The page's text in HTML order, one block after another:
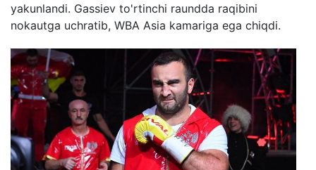
yakunlandi. Gassiev to'rtinchi raundda raqibini
nokautga uchratib, WBA Asia kamariga ega chiqdi.